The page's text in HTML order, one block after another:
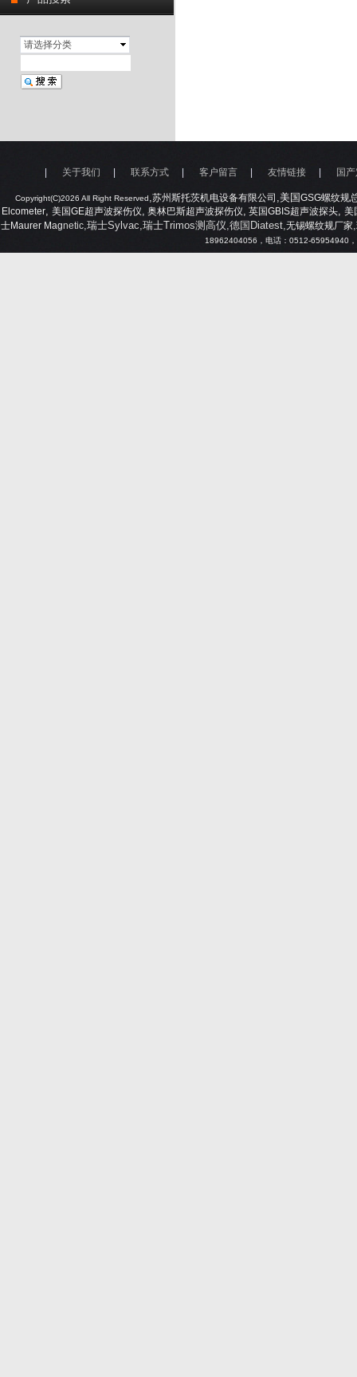
请选择分类
Copyright(C)2026 All Right Reserved,苏州斯托茨机电设备有限公司 ,美国GSG螺纹规
Elcometer,美国GE超声波探伤仪, 奥林巴斯超声波探伤仪, 英国GBIS超声波探头,美
士Maurer Magnetic,瑞士Sylvac,瑞士Trimos测高仪,德国Diatest,无锡螺纹规厂家,
18962404056 ，电话： 0512-65954940
关于我们 联系方式 客户留言 友情链接 国